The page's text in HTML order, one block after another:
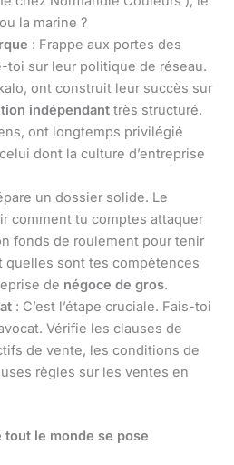
la marine ?
: Frappe aux portes des
toi sur leur politique de réseau.
ont construit leur succès sur
indépendant très structuré.
ont longtemps privilégié
dont la culture d’entreprise
un dossier solide. Le
comment tu comptes attaquer
fonds de roulement pour tenir
quelles sont tes compétences
de négoce de gros.
: C’est l’étape cruciale. Fais-toi
Vérifie les clauses de
de vente, les conditions de
règles sur les ventes en
tout le monde se pose